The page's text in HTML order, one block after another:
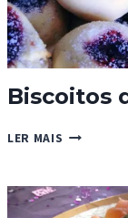
Biscoitos
LER MAIS BISCOITOS